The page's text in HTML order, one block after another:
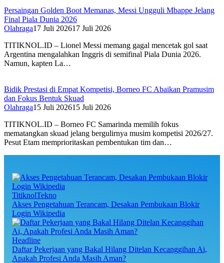
Persaingan Golden Boot Memanas, Messi Ungguli Mbappe Jelang
Final Piala Dunia 2026‎
Olahraga17 Juli 202617 Juli 2026
TITIKNOL.ID – Lionel Messi memang gagal mencetak gol saat
Argentina mengalahkan Inggris di semifinal Piala Dunia 2026.
Namun, kapten La…
Bidik Prestasi di Empat Kompetisi, Borneo FC Abaikan Pramusim
dan Fokus Bentuk Skuad
Olahraga15 Juli 202615 Juli 2026
TITIKNOL.ID – Borneo FC Samarinda memilih fokus
mematangkan skuad jelang bergulirnya musim kompetisi 2026/27.
Pesut Etam memprioritaskan pembentukan tim dan…
TitiknolTekno
Akses Pengetahuan Terancam, Desakan Pembukaan Blokir
Login Wikipedia
Headline
Daftar Pekerjaan yang Bakal Hilang Ditelan Kecanggihan Ai,
Apakah Profesi Anda Masih Aman?